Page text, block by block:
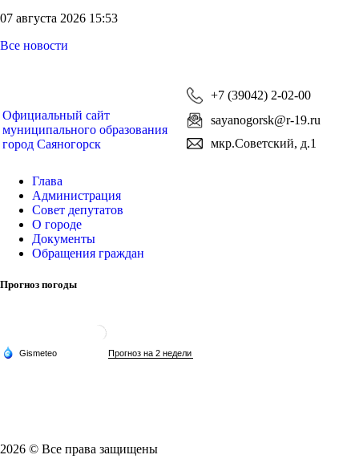
07 августа 2026 15:53
Все новости
Официальный сайт
муниципального образования
город Саяногорск
+7 (39042) 2-02-00
sayanogorsk@r-19.ru
мкр.Советский, д.1
Глава
Администрация
Совет депутатов
О городе
Документы
Обращения граждан
Прогноз погоды
2026 © Все права защищены